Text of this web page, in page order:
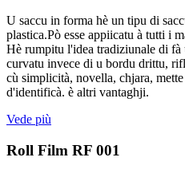
U saccu in forma hè un tipu di
plastica.Pò esse appiicatu à tutti i
Hè rumpitu l'idea tradiziunale di fà
curvatu invece di u bordu drittu,
cù simplicità, novella, chjara,
d'identificà. è altri vantaghji.
Vede più
Roll Film RF 001